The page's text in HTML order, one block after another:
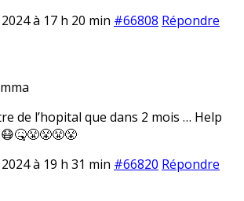
à 17 h 20 min #66808 Répondre
de l’hopital que dans 2 mois … Help
à 19 h 31 min #66820 Répondre